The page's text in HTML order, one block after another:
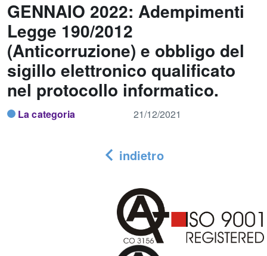
GENNAIO 2022: Adempimenti
Legge 190/2012
(Anticorruzione) e obbligo del
sigillo elettronico qualificato
nel protocollo informatico.
La categoria 21/12/2021
indietro